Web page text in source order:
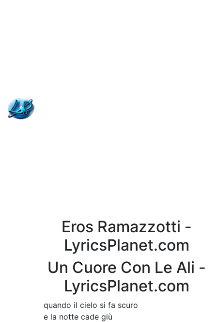
Eros Ramazzotti -
LyricsPlanet.com
Un Cuore Con Le Ali -
LyricsPlanet.com
quando il cielo si fa scuro
e la notte cade giù